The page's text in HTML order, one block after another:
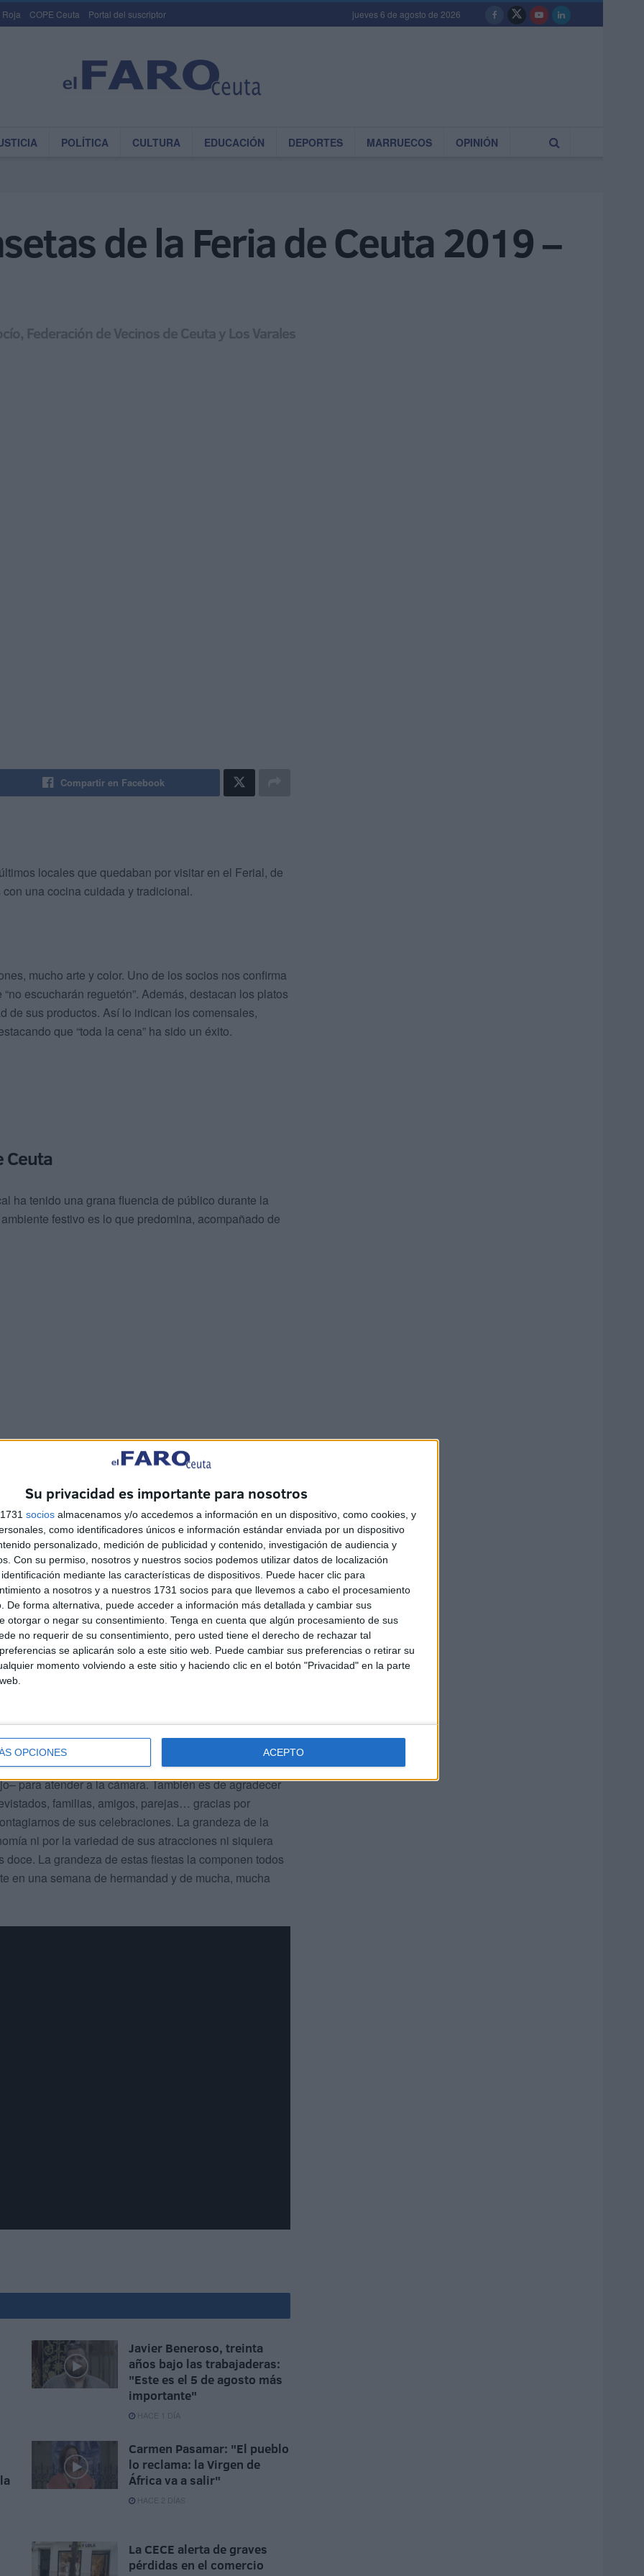
Su privacidad es importante para nosotros
socios almacenamos y/o accedemos a información en un dispositivo, como cookies, y
como identificadores únicos e información estándar enviada por un dispositivo
personalizado, medición de publicidad y contenido, investigación de audiencia y
Con su permiso, nosotros y nuestros socios podemos utilizar datos de localización
mediante las características de dispositivos. Puede hacer clic para
a nosotros y a nuestros 1731 socios para que llevemos a cabo el procesamiento
De forma alternativa, puede acceder a información más detallada y cambiar sus
otorgar o negar su consentimiento. Tenga en cuenta que algún procesamiento de sus
no requerir de su consentimiento, pero usted tiene el derecho de rechazar tal
se aplicarán solo a este sitio web. Puede cambiar sus preferencias o retirar su
momento volviendo a este sitio y haciendo clic en el botón "Privacidad" en la parte
OPCIONES ACEPTO
Roja COPE Ceuta Portal del suscriptor jueves 6 de agosto de 2026
POLÍTICA CULTURA EDUCACIÓN DEPORTES MARRUECOS OPINIÓN
de la Feria de Ceuta 2019 –
Federación de Vecinos de Ceuta y Los Varales
Compartir en Facebook
locales que quedaban por visitar en el Ferial, de
una cocina cuidada y tradicional.
mucho arte y color. Uno de los socios nos confirma
escucharán reguetón”. Además, destacan los platos
de sus productos. Así lo indican los comensales,
que “toda la cena” ha sido un éxito.
Ceuta
ha tenido una grana fluencia de público durante la
festivo es lo que predomina, acompañado de
un plato compuesto por carne, huevos, patatas,
“nadie puede perderse al bajar a la Feria”. Ese es
Además, también destacan por sus croquetas
tour repleto de exquisiteces y muy buen ambiente.
se vive en Ceuta a primeros de agosto. La realidad
y saborearla de primera mano para conocer su
y caseteros que han participado en el tour,
para atender a la cámara. También es de agradecer
familias, amigos, parejas… gracias por
de sus celebraciones. La grandeza de la
ni por la variedad de sus atracciones ni siquiera
La grandeza de estas fiestas la componen todos
en una semana de hermandad y de mucha, mucha
Javier Beneroso, treinta
años bajo las trabajaderas:
"Este es el 5 de agosto más
importante"
HACE 1 DÍA
Carmen Pasamar: "El pueblo
lo reclama: la Virgen de
África va a salir"
HACE 2 DÍAS
La CECE alerta de graves
pérdidas en el comercio